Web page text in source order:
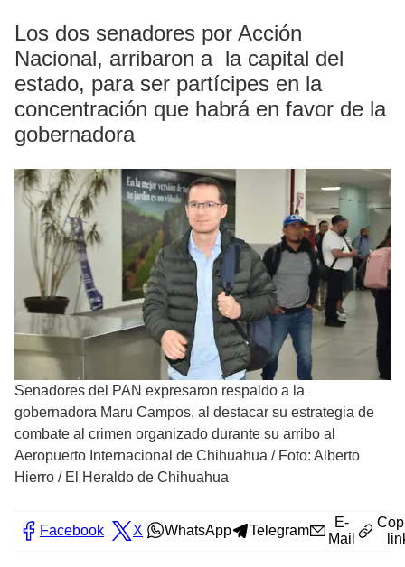
Los dos senadores por Acción
Nacional, arribaron a la capital del
estado, para ser partícipes en la
concentración que habrá en favor de la
gobernadora
Senadores del PAN expresaron respaldo a la
gobernadora Maru Campos, al destacar su estrategia de
combate al crimen organizado durante su arribo al
Aeropuerto Internacional de Chihuahua / Foto: Alberto
Hierro / El Heraldo de Chihuahua
Facebook X WhatsApp Telegram
E-
Mail